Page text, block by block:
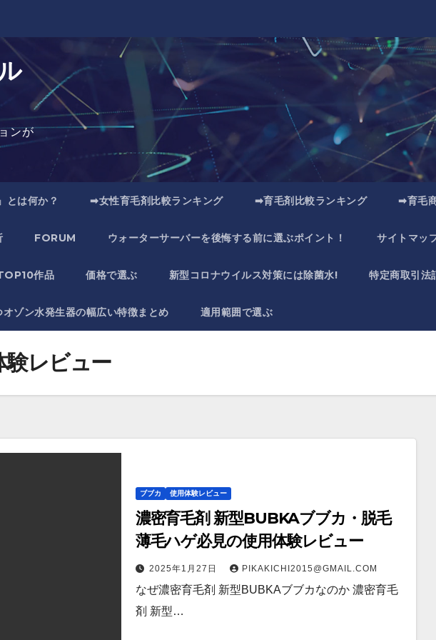
ンが
とは何か？ ➡女性育毛剤比較ランキング ➡育毛剤比較ランキング ➡育毛
FORUM ウォーターサーバーを後悔する前に選ぶポイント！ サイトマッ
作品 価格で選ぶ 新型コロナウイルス対策には除菌水! 特定商取引法
ゾン水発生器の幅広い特徴まとめ 適用範囲で選ぶ
験レビュー
ブブカ 使用体験レビュー
濃密育毛剤 新型BUBKAブブカ・脱毛
薄毛ハゲ必見の使用体験レビュー
2025年1月27日 PIKAKICHI2015@GMAIL.COM
なぜ濃密育毛剤 新型BUBKAブブカなのか 濃密育毛
剤 新型…